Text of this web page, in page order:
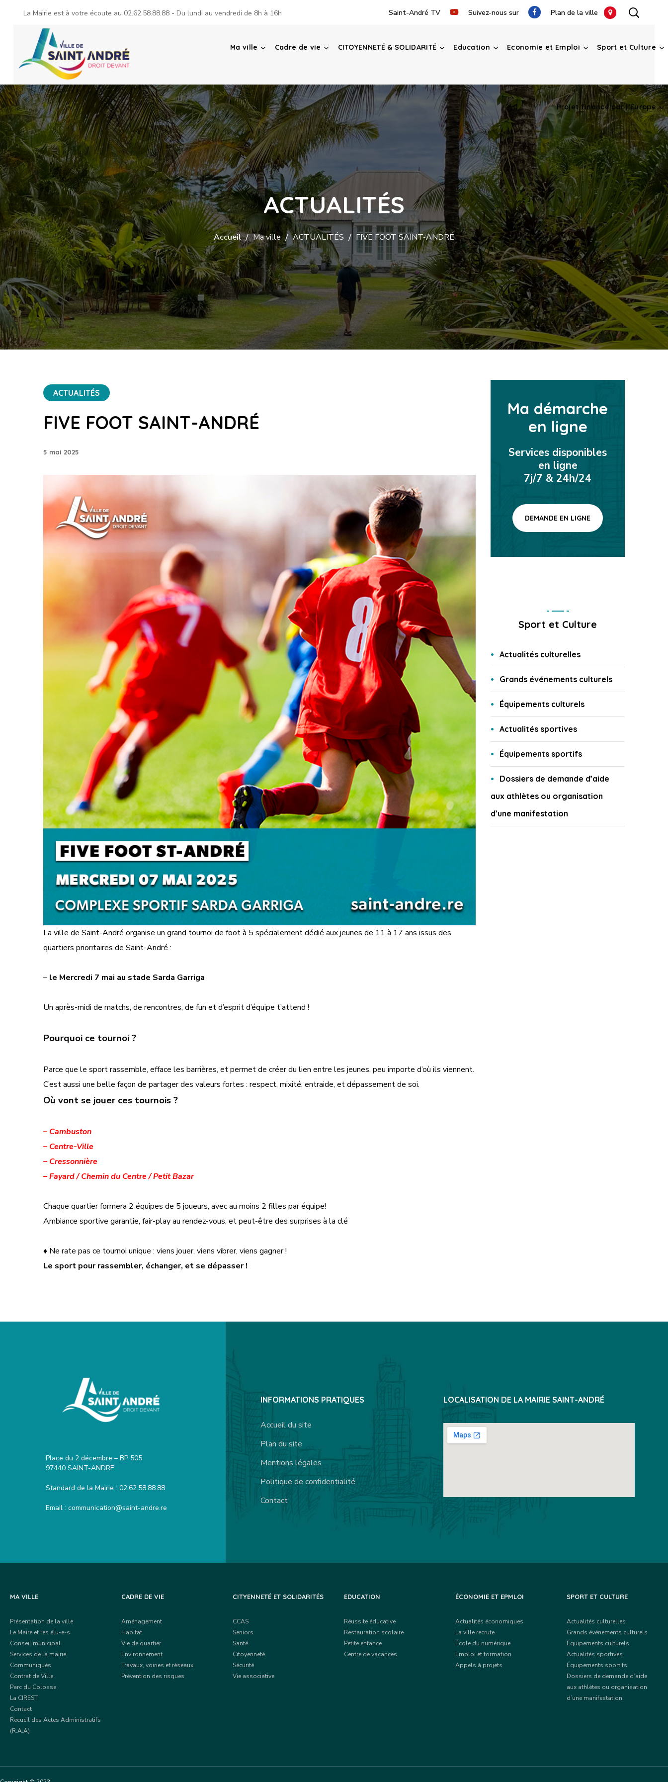
La Mairie est à votre écoute au 02.62.58.88.88 - Du lundi au vendredi de 8h à 16h Saint-André TV Suivez-nous sur Plan de la ville
Ma ville Cadre de vie CITOYENNETÉ & SOLIDARITÉ Education Economie et Emploi Sport et Culture
Projet financé par l’Europe
ACTUALITÉS
Accueil Ma ville ACTUALITÉS FIVE FOOT SAINT-ANDRÉ
ACTUALITÉS
FIVE FOOT SAINT-ANDRÉ
5 mai 2025
La ville de Saint-André organise un grand tournoi de foot à 5 spécialement dédié aux jeunes de 11 à 17 ans issus des
quartiers prioritaires de Saint-André :
– le Mercredi 7 mai au stade Sarda Garriga
Un après-midi de matchs, de rencontres, de fun et d’esprit d’équipe t’attend !
Pourquoi ce tournoi ?
Parce que le sport rassemble, efface les barrières, et permet de créer du lien entre les jeunes, peu importe d’où ils viennent.
C’est aussi une belle façon de partager des valeurs fortes : respect, mixité, entraide, et dépassement de soi.
Où vont se jouer ces tournois ?
– Cambuston
– Centre-Ville
– Cressonnière
– Fayard / Chemin du Centre / Petit Bazar
Chaque quartier formera 2 équipes de 5 joueurs, avec au moins 2 filles par équipe!
Ambiance sportive garantie, fair-play au rendez-vous, et peut-être des surprises à la clé
♦ Ne rate pas ce tournoi unique : viens jouer, viens vibrer, viens gagner !
Le sport pour rassembler, échanger, et se dépasser !
Ma démarche
en ligne
Services disponibles
en ligne
7j/7 & 24h/24
DEMANDE EN LIGNE
Sport et Culture
Actualités culturelles
Grands événements culturels
Équipements culturels
Actualités sportives
Équipements sportifs
Dossiers de demande d’aide
aux athlètes ou organisation
d’une manifestation
Place du 2 décembre – BP 505
97440 SAINT-ANDRE
Standard de la Mairie : 02.62.58.88.88
Email : communication@saint-andre.re
INFORMATIONS PRATIQUES
Accueil du site
Plan du site
Mentions légales
Politique de confidentialité
Contact
LOCALISATION DE LA MAIRIE SAINT-ANDRÉ
MA VILLE
Présentation de la ville
Le Maire et les élu-e-s
Conseil municipal
Services de la mairie
Communiqués
Contrat de Ville
Parc du Colosse
La CIREST
Contact
Recueil des Actes Administratifs
(R.A.A)
CADRE DE VIE
Aménagement
Habitat
Vie de quartier
Environnement
Travaux, voiries et réseaux
Prévention des risques
CITYENNETÉ ET SOLIDARITÉS
CCAS
Seniors
Santé
Citoyenneté
Sécurité
Vie associative
EDUCATION
Réussite éducative
Restauration scolaire
Petite enfance
Centre de vacances
ÉCONOMIE ET EPMLOI
Actualités économiques
La ville recrute
École du numérique
Emploi et formation
Appels à projets
SPORT ET CULTURE
Actualités culturelles
Grands événements culturels
Équipements culturels
Actualités sportives
Équipements sportifs
Dossiers de demande d’aide
aux athlètes ou organisation
d’une manifestation